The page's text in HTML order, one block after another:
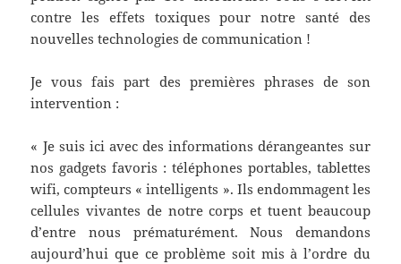
contre les effets toxiques pour notre santé des
nouvelles technologies de communication !
Je vous fais part des premières phrases de son
intervention :
« Je suis ici avec des informations dérangeantes sur
nos gadgets favoris : téléphones portables, tablettes
wifi, compteurs « intelligents ». Ils endommagent les
cellules vivantes de notre corps et tuent beaucoup
d’entre nous prématurément. Nous demandons
aujourd’hui que ce problème soit mis à l’ordre du